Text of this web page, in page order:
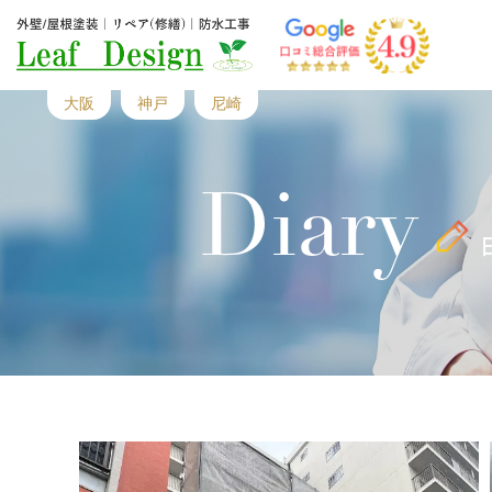
大阪 神戸 尼崎
Diary